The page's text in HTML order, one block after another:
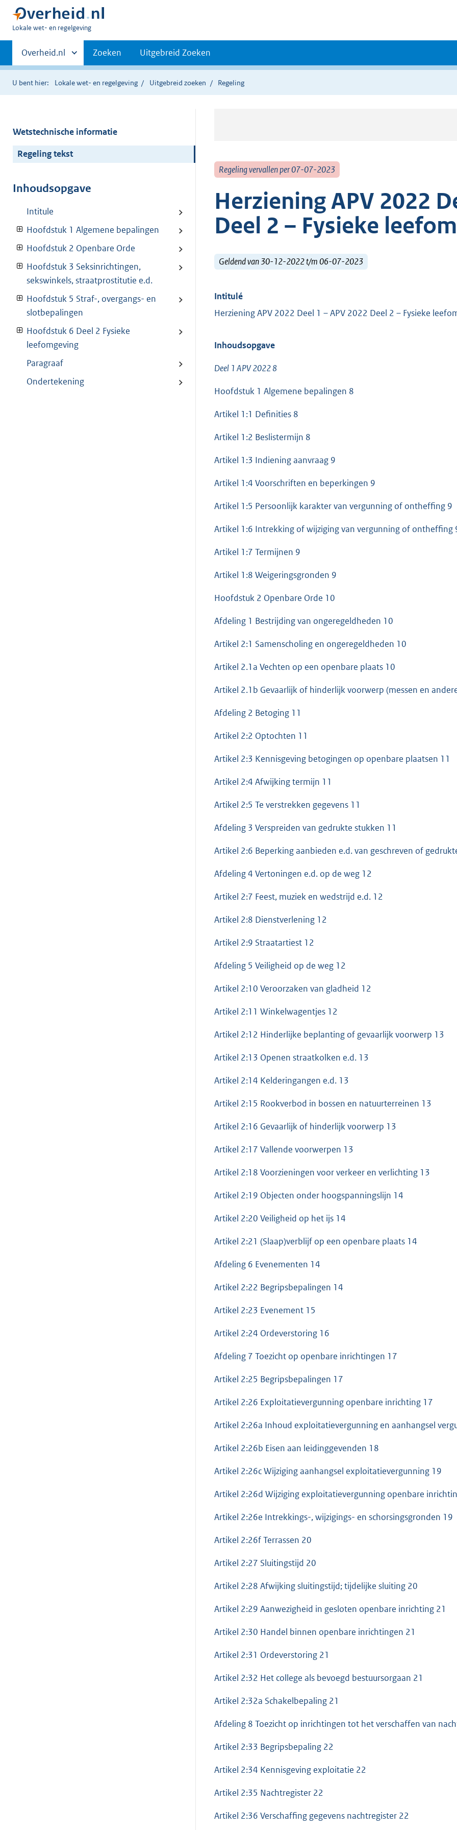
U
hier:
Lokale wet- en regelgeving
Primaire
navigatie
Andere
sites
binnen
Overheid.nl Zoeken Uitgebreid Zoeken
U bent hier: Lokale wet- en regelgeving Uitgebreid zoeken Regeling
Wetstechnische informatie
Regeling tekst
Inhoudsopgave
Intitule
Hoofdstuk 1 Algemene bepalingen
Hoofdstuk 2 Openbare Orde
Hoofdstuk 3 Seksinrichtingen,
sekswinkels, straatprostitutie e.d.
Hoofdstuk 5 Straf-, overgangs- en
slotbepalingen
Hoofdstuk 6 Deel 2 Fysieke
leefomgeving
Paragraaf
Ondertekening
Regeling vervallen per 07-07-2023
Herziening APV 2022
Deel 2 – Fysieke
Geldend van 30-12-2022 t/m 06-07-2023
Intitulé
Herziening APV 2022 Deel 1 – APV 2022 Deel 2 – Fysieke
Inhoudsopgave
Deel 1 APV 2022 8
Hoofdstuk 1 Algemene bepalingen 8
Artikel 1:1 Definities 8
Artikel 1:2 Beslistermijn 8
Artikel 1:3 Indiening aanvraag 9
Artikel 1:4 Voorschriften en beperkingen 9
Artikel 1:5 Persoonlijk karakter van vergunning of ontheffing 9
Artikel 1:6 Intrekking of wijziging van vergunning of ontheffing
Artikel 1:7 Termijnen 9
Artikel 1:8 Weigeringsgronden 9
Hoofdstuk 2 Openbare Orde 10
Afdeling 1 Bestrijding van ongeregeldheden 10
Artikel 2:1 Samenscholing en ongeregeldheden 10
Artikel 2.1a Vechten op een openbare plaats 10
Artikel 2.1b Gevaarlijk of hinderlijk voorwerp (messen en
Afdeling 2 Betoging 11
Artikel 2:2 Optochten 11
Artikel 2:3 Kennisgeving betogingen op openbare plaatsen 11
Artikel 2:4 Afwijking termijn 11
Artikel 2:5 Te verstrekken gegevens 11
Afdeling 3 Verspreiden van gedrukte stukken 11
Artikel 2:6 Beperking aanbieden e.d. van geschreven of
Afdeling 4 Vertoningen e.d. op de weg 12
Artikel 2:7 Feest, muziek en wedstrijd e.d. 12
Artikel 2:8 Dienstverlening 12
Artikel 2:9 Straatartiest 12
Afdeling 5 Veiligheid op de weg 12
Artikel 2:10 Veroorzaken van gladheid 12
Artikel 2:11 Winkelwagentjes 12
Artikel 2:12 Hinderlijke beplanting of gevaarlijk voorwerp 13
Artikel 2:13 Openen straatkolken e.d. 13
Artikel 2:14 Kelderingangen e.d. 13
Artikel 2:15 Rookverbod in bossen en natuurterreinen 13
Artikel 2:16 Gevaarlijk of hinderlijk voorwerp 13
Artikel 2:17 Vallende voorwerpen 13
Artikel 2:18 Voorzieningen voor verkeer en verlichting 13
Artikel 2:19 Objecten onder hoogspanningslijn 14
Artikel 2:20 Veiligheid op het ijs 14
Artikel 2:21 (Slaap)verblijf op een openbare plaats 14
Afdeling 6 Evenementen 14
Artikel 2:22 Begripsbepalingen 14
Artikel 2:23 Evenement 15
Artikel 2:24 Ordeverstoring 16
Afdeling 7 Toezicht op openbare inrichtingen 17
Artikel 2:25 Begripsbepalingen 17
Artikel 2:26 Exploitatievergunning openbare inrichting 17
Artikel 2:26a Inhoud exploitatievergunning en aanhangsel
Artikel 2:26b Eisen aan leidinggevenden 18
Artikel 2:26c Wijziging aanhangsel exploitatievergunning 19
Artikel 2:26d Wijziging exploitatievergunning openbare
Artikel 2:26e Intrekkings-, wijzigings- en schorsingsgronden 19
Artikel 2:26f Terrassen 20
Artikel 2:27 Sluitingstijd 20
Artikel 2:28 Afwijking sluitingstijd; tijdelijke sluiting 20
Artikel 2:29 Aanwezigheid in gesloten openbare inrichting 21
Artikel 2:30 Handel binnen openbare inrichtingen 21
Artikel 2:31 Ordeverstoring 21
Artikel 2:32 Het college als bevoegd bestuursorgaan 21
Artikel 2:32a Schakelbepaling 21
Afdeling 8 Toezicht op inrichtingen tot het verschaffen van
Artikel 2:33 Begripsbepaling 22
Artikel 2:34 Kennisgeving exploitatie 22
Artikel 2:35 Nachtregister 22
Artikel 2:36 Verschaffing gegevens nachtregister 22